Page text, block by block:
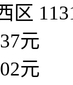
区
元
元